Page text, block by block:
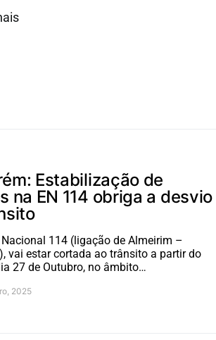
Estabilização de
na EN 114 obriga a desvio
114 (ligação de Almeirim –
vai estar cortada ao trânsito a partir do
27 de Outubro, no âmbito…
2025